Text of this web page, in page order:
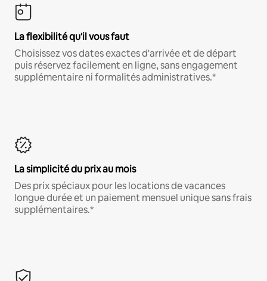
La flexibilité qu'il vous faut
Choisissez vos dates exactes d'arrivée et de départ
puis réservez facilement en ligne, sans engagement
supplémentaire ni formalités administratives.*
La simplicité du prix au mois
Des prix spéciaux pour les locations de vacances
longue durée et un paiement mensuel unique sans frais
supplémentaires.*